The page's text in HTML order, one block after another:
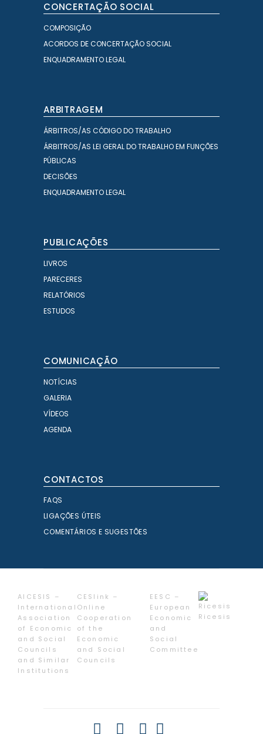
CONCERTAÇÃO SOCIAL
COMPOSIÇÃO
ACORDOS DE CONCERTAÇÃO SOCIAL
ENQUADRAMENTO LEGAL
ARBITRAGEM
ÁRBITROS/AS CÓDIGO DO TRABALHO
ÁRBITROS/AS LEI GERAL DO TRABALHO EM FUNÇÕES
PÚBLICAS
DECISÕES
ENQUADRAMENTO LEGAL
PUBLICAÇÕES
LIVROS
PARECERES
RELATÓRIOS
ESTUDOS
COMUNICAÇÃO
NOTÍCIAS
GALERIA
VÍDEOS
AGENDA
CONTACTOS
FAQS
LIGAÇÕES ÚTEIS
COMENTÁRIOS E SUGESTÕES
AICESIS –
International
Association
of Economic
and Social
Councils
and Similar
Institutions
CESlink –
Online
Cooperation
of the
Economic
and Social
Councils
EESC –
European
Economic
and
Social
Committee
Ricesis